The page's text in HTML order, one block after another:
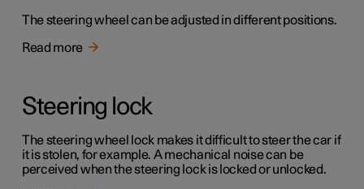
The steering wheel can be adjusted in different positions.
Read more
Steering lock
The steering wheel lock makes it difficult to steer the car if
it is stolen, for example. A mechanical noise can be
perceived when the steering lock is locked or unlocked.